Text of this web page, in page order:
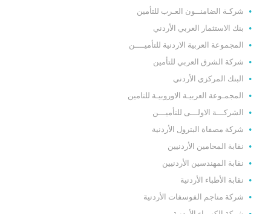
شركـة الضامنــون العـرب للتأمين
بنك الاستثمار العربي الأردني
المجموعة العربية الاردنية للتأميــــن
شركة الشرق العربي للتأمين
البنك المركزي الأردني
المجمـوعة العربيـة الاوروبيـة للتامين
الشركـــة الاولـــى للتأميـــن
شركة مصفاة البترول الأردنية
نقابة المحامين الأردنيين
نقابة المهندسين الأردنيين
نقابة الأطباء الأردنية
شركة مناجم الفوسفات الأردنية